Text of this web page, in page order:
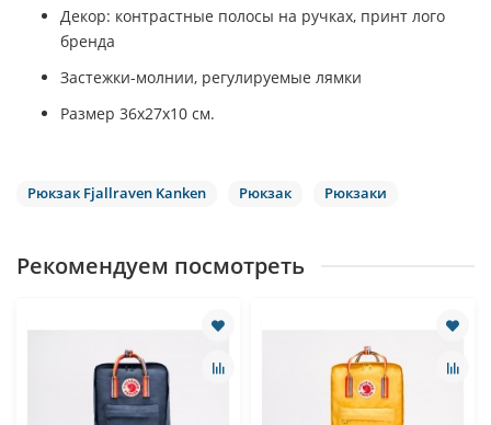
Декор: контрастные полосы на ручках, принт лого
бренда
Застежки-молнии, регулируемые лямки
Размер 36х27х10 см.
Рюкзак Fjallraven Kanken Рюкзак Рюкзаки
Рекомендуем посмотреть